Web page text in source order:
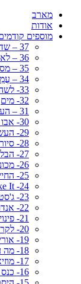
מארב
אודות
מוספים
37 – שדות
36 – לא עד הסוף
35 – מסע בעקבות האימפריה העות'מאנית
34 – עֲמִידוּת עֲמִידָה עֶמְדָּה
33- לשהות עם השאלה
32- מים
31 – העשור השני – חלק 2
30- אבו כביר
29- העשור השני
28- סיורי גבול
27- הבלתי נראה
26- מכונות זכרון
25- החייאה
24- Fake It Make It
23- ג'סטה
22- אנדרטה
21- פינוי בינוי
20- לקראת לקסיקון של משתמשות
19- אוריון
18- מה עושה מרחב ציבורי
17- מוזיאוטופיה
16- כנס המרכז לאמנות דיגיטלית